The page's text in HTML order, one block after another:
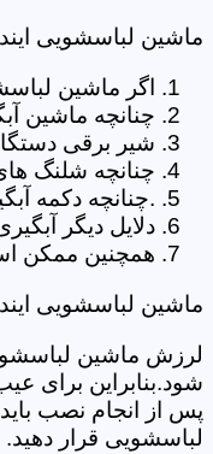
ماشین لباسشویی
اگر ماشین
چنانچه ماشین
شیر برقی
چنانچه شلنگ
.چنانچه دکمه
دلایل دیگر
همچنین ممکن
ماشین لباسشویی
لرزش ماشین
شود.بنابراین برای
پس از انجام نصب
لباسشویی قرار دهید.